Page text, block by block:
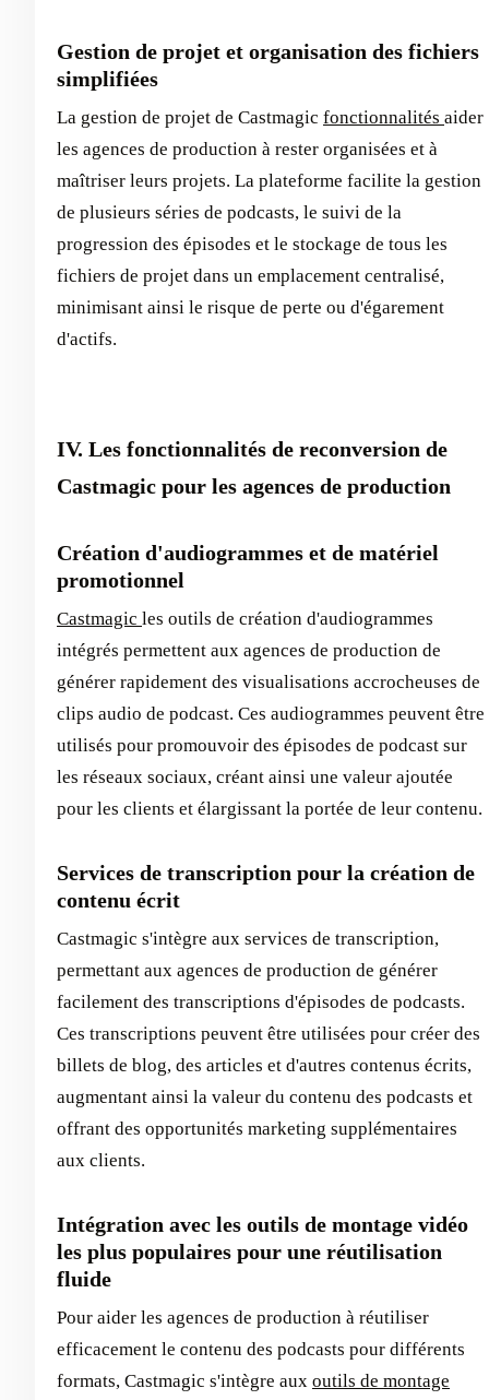
Gestion de projet et organisation des fichiers
simplifiées
La gestion de projet de Castmagic fonctionnalités aider
les agences de production à rester organisées et à
maîtriser leurs projets. La plateforme facilite la gestion
de plusieurs séries de podcasts, le suivi de la
progression des épisodes et le stockage de tous les
fichiers de projet dans un emplacement centralisé,
minimisant ainsi le risque de perte ou d'égarement
d'actifs.
IV. Les fonctionnalités de reconversion de
Castmagic pour les agences de production
Création d'audiogrammes et de matériel
promotionnel
Castmagic les outils de création d'audiogrammes
intégrés permettent aux agences de production de
générer rapidement des visualisations accrocheuses de
clips audio de podcast. Ces audiogrammes peuvent être
utilisés pour promouvoir des épisodes de podcast sur
les réseaux sociaux, créant ainsi une valeur ajoutée
pour les clients et élargissant la portée de leur contenu.
Services de transcription pour la création de
contenu écrit
Castmagic s'intègre aux services de transcription,
permettant aux agences de production de générer
facilement des transcriptions d'épisodes de podcasts.
Ces transcriptions peuvent être utilisées pour créer des
billets de blog, des articles et d'autres contenus écrits,
augmentant ainsi la valeur du contenu des podcasts et
offrant des opportunités marketing supplémentaires
aux clients.
Intégration avec les outils de montage vidéo
les plus populaires pour une réutilisation
fluide
Pour aider les agences de production à réutiliser
efficacement le contenu des podcasts pour différents
formats, Castmagic s'intègre aux outils de montage